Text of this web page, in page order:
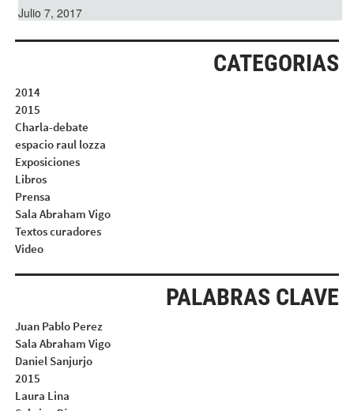
Julio 7, 2017
CATEGORIAS
2014
2015
Charla-debate
espacio raul lozza
Exposiciones
Libros
Prensa
Sala Abraham Vigo
Textos curadores
Video
PALABRAS CLAVE
Juan Pablo Perez
Sala Abraham Vigo
Daniel Sanjurjo
2015
Laura Lina